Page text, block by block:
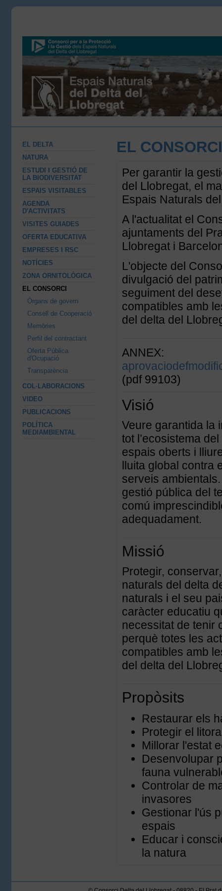
EL DELTA
NATURA
ESTUDI I GESTIÓ DE
LA BIODIVERSITAT
ESPAIS VISITABLES
AGENDA
D'ACTIVITATS
VISITES GUIADES
OFERTA EDUCATIVA
EMPRESES I RSC
NOTÍCIES
ZONA ORNITOLÒGICA
EL CONSORCI
Òrgans de govern
Consell de Cooperació
Memòries
Perfil del contractant
Oferta Pública
d'Ocupació
Transparència
COL·LABORACIONS
VIDEO
PUBLICACIONS
POLÍTICA
MEDIAMBIENTAL
EL CONSORCI
Per garantir la
del Llobregat, el
Espais Naturals
A l'actualitat el
ajuntaments del
Llobregat i
L'objecte del
divulgació del
seguiment del
compatibles amb
del delta del
ANNEX:
(pdf 99103)
Visió
Veure garantida la
tot l’ecosistema
espais oberts i
lluita global contra
serveis
gestió pública del
comú
adequadament.
Missió
Protegir,
naturals del delta
naturals i el seu
caràcter educatiu
necessitat de tenir
perquè totes les
compatibles amb
del delta del
Propòsits
Restaurar els
Protegir el
Millorar l'estat
Desenvolupar
fauna
Controlar de
invasores
Gestionar l'ús
espais
Educar i
la natura